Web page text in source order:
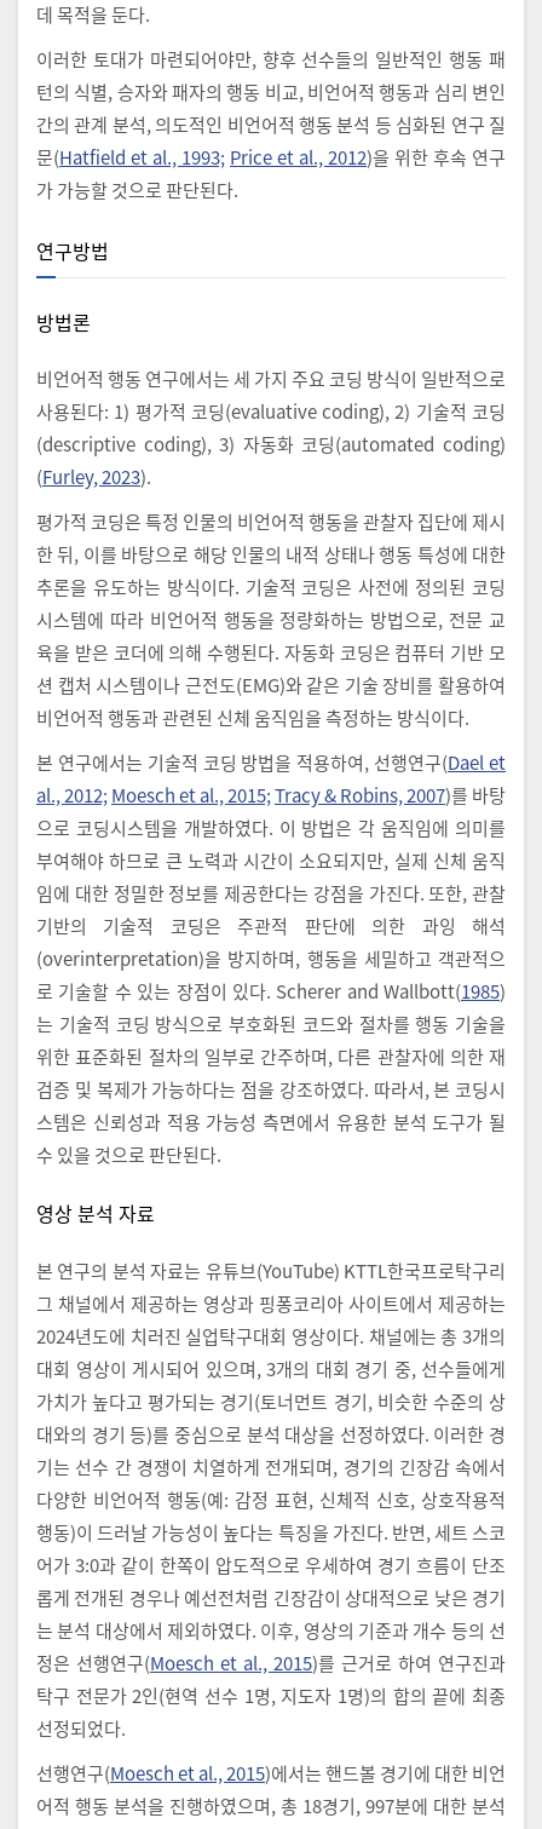
데 목적을 둔다.
이러한 토대가 마련되어야만, 향후 선수들의 일반적인 행동 패
턴의 식별, 승자와 패자의 행동 비교, 비언어적 행동과 심리 변인
간의 관계 분석, 의도적인 비언어적 행동 분석 등 심화된 연구 질
문(Hatfield et al., 1993; Price et al., 2012)을 위한 후속 연구
가 가능할 것으로 판단된다.
연구방법
방법론
비언어적 행동 연구에서는 세 가지 주요 코딩 방식이 일반적으로
사용된다: 1) 평가적 코딩(evaluative coding), 2) 기술적 코딩
(descriptive coding), 3) 자동화 코딩(automated coding)
(Furley, 2023).
평가적 코딩은 특정 인물의 비언어적 행동을 관찰자 집단에 제시
한 뒤, 이를 바탕으로 해당 인물의 내적 상태나 행동 특성에 대한
추론을 유도하는 방식이다. 기술적 코딩은 사전에 정의된 코딩
시스템에 따라 비언어적 행동을 정량화하는 방법으로, 전문 교
육을 받은 코더에 의해 수행된다. 자동화 코딩은 컴퓨터 기반 모
션 캡처 시스템이나 근전도(EMG)와 같은 기술 장비를 활용하여
비언어적 행동과 관련된 신체 움직임을 측정하는 방식이다.
본 연구에서는 기술적 코딩 방법을 적용하여, 선행연구(Dael et
al., 2012; Moesch et al., 2015;Tracy & Robins, 2007)를 바탕
으로 코딩시스템을 개발하였다. 이 방법은 각 움직임에 의미를
부여해야 하므로 큰 노력과 시간이 소요되지만, 실제 신체 움직
임에 대한 정밀한 정보를 제공한다는 강점을 가진다. 또한, 관찰
기반의 기술적 코딩은 주관적 판단에 의한 과잉 해석
(overinterpretation)을 방지하며, 행동을 세밀하고 객관적으
로 기술할 수 있는 장점이 있다. Scherer and Wallbott(1985)
는 기술적 코딩 방식으로 부호화된 코드와 절차를 행동 기술을
위한 표준화된 절차의 일부로 간주하며, 다른 관찰자에 의한 재
검증 및 복제가 가능하다는 점을 강조하였다. 따라서, 본 코딩시
스템은 신뢰성과 적용 가능성 측면에서 유용한 분석 도구가 될
수 있을 것으로 판단된다.
영상 분석 자료
본 연구의 분석 자료는 유튜브(YouTube) KTTL한국프로탁구리
그 채널에서 제공하는 영상과 핑퐁코리아 사이트에서 제공하는
2024년도에 치러진 실업탁구대회 영상이다. 채널에는 총 3개의
대회 영상이 게시되어 있으며, 3개의 대회 경기 중, 선수들에게
가치가 높다고 평가되는 경기(토너먼트 경기, 비슷한 수준의 상
대와의 경기 등)를 중심으로 분석 대상을 선정하였다. 이러한 경
기는 선수 간 경쟁이 치열하게 전개되며, 경기의 긴장감 속에서
다양한 비언어적 행동(예: 감정 표현, 신체적 신호, 상호작용적
행동)이 드러날 가능성이 높다는 특징을 가진다. 반면, 세트 스코
어가 3:0과 같이 한쪽이 압도적으로 우세하여 경기 흐름이 단조
롭게 전개된 경우나 예선전처럼 긴장감이 상대적으로 낮은 경기
는 분석 대상에서 제외하였다. 이후, 영상의 기준과 개수 등의 선
정은 선행연구(Moesch et al., 2015)를 근거로 하여 연구진과
탁구 전문가 2인(현역 선수 1명, 지도자 1명)의 합의 끝에 최종
선정되었다.
선행연구(Moesch et al., 2015)에서는 핸드볼 경기에 대한 비언
어적 행동 분석을 진행하였으며, 총 18경기, 997분에 대한 분석